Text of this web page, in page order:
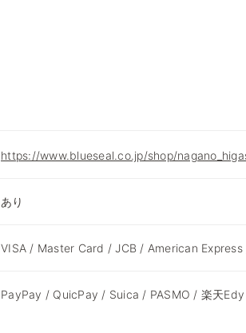
https://www.blueseal.co.jp/shop/
あり
VISA / Master Card / JCB / American
PayPay / QuicPay / Suica / PASMO / 楽天